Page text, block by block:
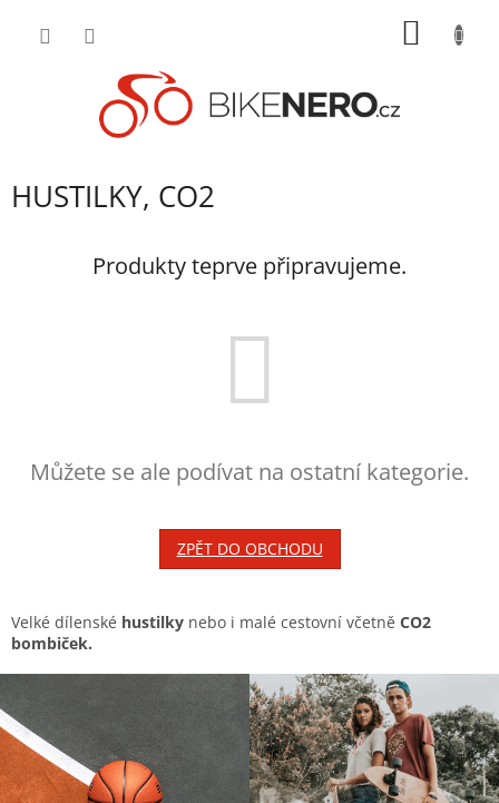
HUSTILKY, CO2
Produkty teprve připravujeme.
Můžete se ale podívat na ostatní kategorie.
ZPĚT DO OBCHODU
Velké dílenské hustilky nebo i malé cestovní včetně CO2
bombiček.